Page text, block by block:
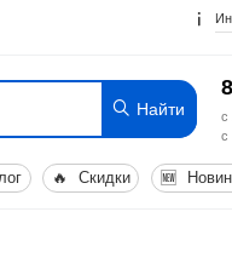
Найти
с
с
🔥 Скидки 🆕